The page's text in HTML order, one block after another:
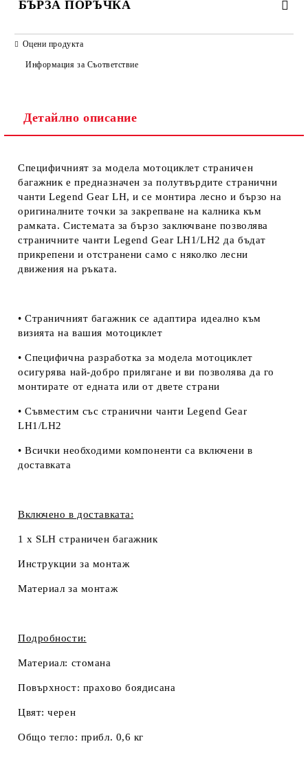
БЪРЗА ПОРЪЧКА
Съгласен съм с
Ние ще се свържем с вас в рамките на работния ден.
Оцени продукта
Информация за Съответствие
Детайлно описание
Специфичният за модела мотоциклет страничен
багажник е предназначен за полутвърдите странични
чанти Legend Gear LH, и се монтира лесно и бързо на
оригиналните точки за закрепване на калника към
рамката. Системата за бързо заключване позволява
страничните чанти Legend Gear LH1/LH2 да бъдат
прикрепени и отстранени само с няколко лесни
движения на ръката.
• Страничният багажник се адаптира идеално към
визията на вашия мотоциклет
• Специфична разработка за модела мотоциклет
осигурява най-добро прилягане и ви позволява да го
монтирате от едната или от двете страни
• Съвместим със странични чанти Legend Gear
LH1/LH2
• Всички необходими компоненти са включени в
доставката
Включено в доставката:
1 x SLH страничен багажник
Инструкции за монтаж
Материал за монтаж
Подробности:
Материал: стомана
Повърхност: прахово боядисана
Цвят:черен
Общо тегло: прибл. 0,6 кг